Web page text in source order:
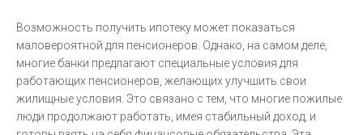
Возможность получить ипотеку может показаться
маловероятной для пенсионеров. Однако, на самом деле,
многие банки предлагают специальные условия для
работающих пенсионеров, желающих улучшить свои
жилищные условия. Это связано с тем, что многие пожилые
люди продолжают работать, имея стабильный доход, и